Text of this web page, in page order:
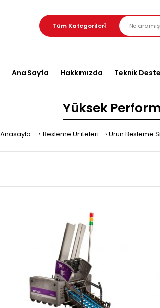
Ana Sayfa Hakkımızda Teknik
Yüksek
Anasayfa: Besleme Üniteleri Ürün Besleme